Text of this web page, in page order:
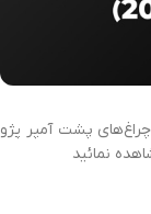
چراغ‌های پشت آمپر پژو